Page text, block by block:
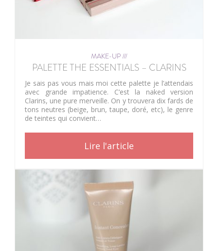
MAKE-UP ///
PALETTE THE ESSENTIALS – CLARINS
Je sais pas vous mais moi cette palette je l’attendais
avec grande impatience. C’est la naked version
Clarins, une pure merveille. On y trouvera dix fards de
tons neutres (beige, brun, taupe, doré, etc), le genre
de teintes qui convient…
Lire l'article